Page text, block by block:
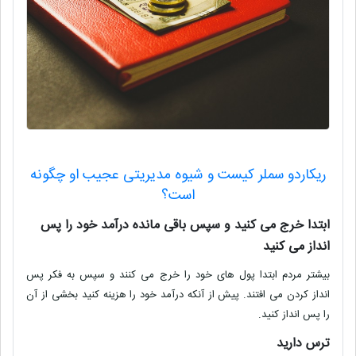
ریکاردو سملر کیست و شیوه مدیریتی عجیب او چگونه
است؟
ابتدا خرج می کنید و سپس باقی مانده درآمد خود را پس
انداز می کنید
بیشتر مردم ابتدا پول های خود را خرج می کنند و سپس به فکر پس
انداز کردن می افتند. پیش از آنکه درآمد خود را هزینه کنید بخشی از آن
را پس انداز کنید.
ترس دارید